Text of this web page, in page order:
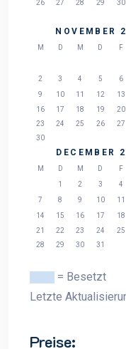
26
27 28 29 30
NOVEMBER
M D M D F
2
3 4 5 6
9
10 11 12 13
16
17 18 19 20
23
24 25 26 27
30
DECEMBER
M D M D F
1
2 3 4
7
8 9 10 11
14
15 16 17 18
21
22 23 24 25
28
29 30 31
= Besetzt
Letzte
Preise: